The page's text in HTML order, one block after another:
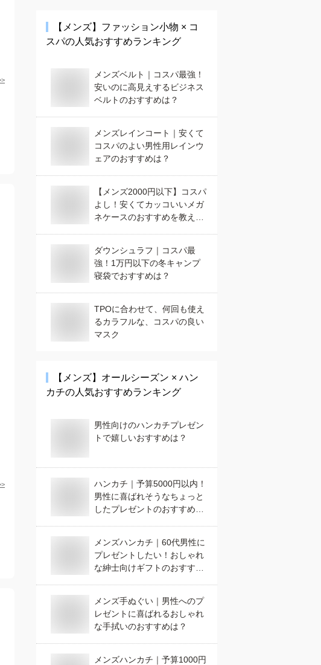
【メンズ】 ファッション小物 × コ
スパの人気おすすめランキング
メンズベルト｜コスパ最強！
安いのに高見えするビジネス
ベルトのおすすめは？
メンズレインコート｜安くて
コスパのよい男性用レインウ
ェアのおすすめは？
【メンズ2000円以下】コスパ
よし！安くてカッコいいメガ
ネケースのおすすめを教えて
ダウンシュラフ｜コスパ最
強！1万円以下の冬キャンプ
寝袋でおすすめは？
TPOに合わせて、何回も使え
るカラフルな、コスパの良い
マスク
【メンズ】 オールシーズン × ハン
カチの人気おすすめランキング
男性向けのハンカチプレゼン
トで嬉しいおすすめは？
ハンカチ｜予算5000円以内！
男性に喜ばれそうなちょっと
したプレゼントのおすすめ
メンズハンカチ｜60代男性に
プレゼントしたい！おしゃれ
な紳士向けギフトのおすすめ
メンズ手ぬぐい｜男性へのプ
レゼントに喜ばれるおしゃれ
な手拭いのおすすめは？
メンズハンカチ｜予算1000円